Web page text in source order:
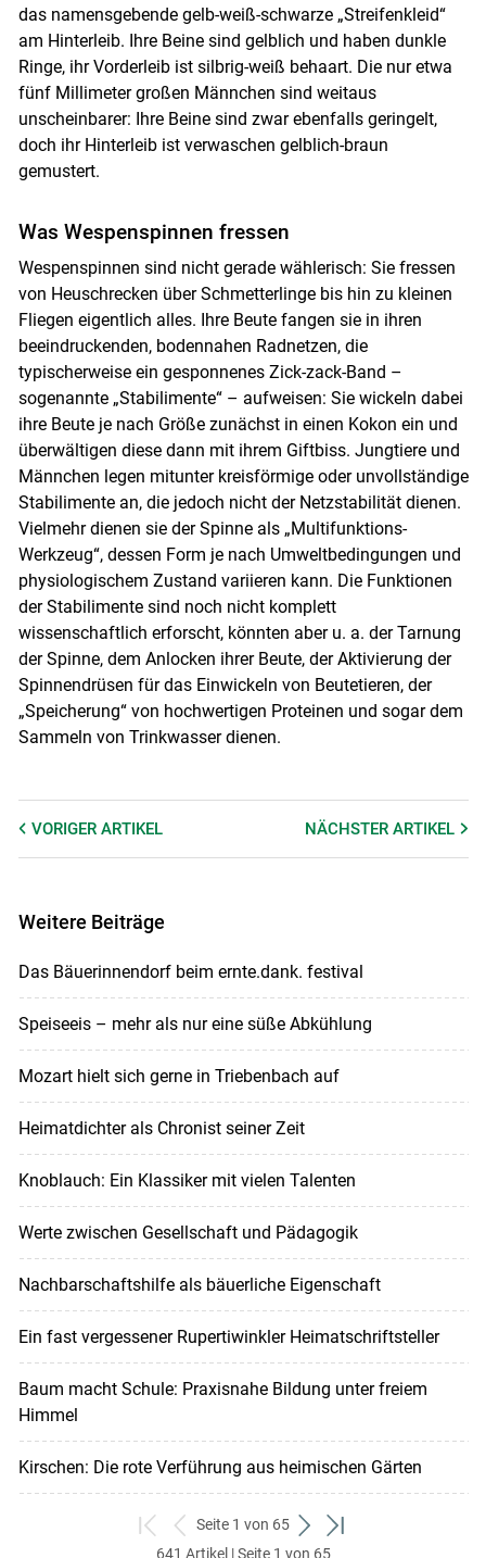
Skip to main content
das namensgebende gelb-weiß-schwarze „Streifenkleid“
am Hinterleib. Ihre Beine sind gelblich und haben dunkle
Ringe, ihr Vorderleib ist silbrig-weiß behaart. Die nur etwa
fünf Millimeter großen Männchen sind weitaus
unscheinbarer: Ihre Beine sind zwar ebenfalls geringelt,
doch ihr Hinterleib ist verwaschen gelblich-braun
gemustert.
Was Wespenspinnen fressen
Wespenspinnen sind nicht gerade wählerisch: Sie fressen
von Heuschrecken über Schmetterlinge bis hin zu kleinen
Fliegen eigentlich alles. Ihre Beute fangen sie in ihren
beeindruckenden, bodennahen Radnetzen, die
typischerweise ein gesponnenes Zick-zack-Band –
sogenannte „Stabilimente“ – aufweisen: Sie wickeln dabei
ihre Beute je nach Größe zunächst in einen Kokon ein und
überwältigen diese dann mit ihrem Giftbiss. Jungtiere und
Männchen legen mitunter kreisförmige oder unvollständige
Stabilimente an, die jedoch nicht der Netzstabilität dienen.
Vielmehr dienen sie der Spinne als „Multifunktions-
Werkzeug“, dessen Form je nach Umweltbedingungen und
physiologischem Zustand variieren kann. Die Funktionen
der Stabilimente sind noch nicht komplett
wissenschaftlich erforscht, könnten aber u. a. der Tarnung
der Spinne, dem Anlocken ihrer Beute, der Aktivierung der
Spinnendrüsen für das Einwickeln von Beutetieren, der
„Speicherung“ von hochwertigen Proteinen und sogar dem
Sammeln von Trinkwasser dienen.
VORIGER ARTIKEL NÄCHSTERARTIKEL
Weitere Beiträge
Das Bäuerinnendorf beim ernte.dank. festival
Speiseeis – mehr als nur eine süße Abkühlung
Mozart hielt sich gerne in Triebenbach auf
Heimatdichter als Chronist seiner Zeit
Knoblauch: Ein Klassiker mit vielen Talenten
Werte zwischen Gesellschaft und Pädagogik
Nachbarschaftshilfe als bäuerliche Eigenschaft
Ein fast vergessener Rupertiwinkler Heimatschriftsteller
Baum macht Schule: Praxisnahe Bildung unter freiem
Himmel
Kirschen: Die rote Verführung aus heimischen Gärten
zum
zurück
Seite 1 von 65
weiterzum